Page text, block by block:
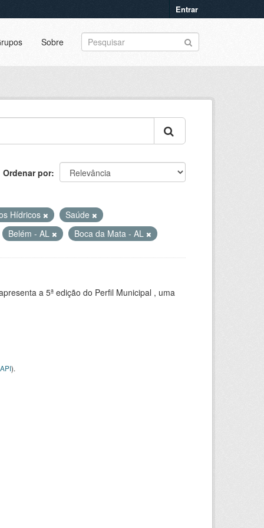
Entrar
Sobre
Ordenar por
Hídricos
Saúde
Belém - AL
Boca da Mata - AL
a 5ª edição do Perfil Municipal , uma
).